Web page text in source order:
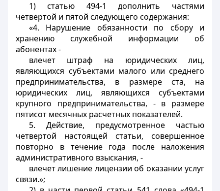
1) статью 494-1 дополнить частями
четвертой и пятой следующего содержания:
«4. Нарушение обязанности по сбору и
хранению служебной информации об
абонентах -
влечет штраф на юридических лиц,
являющихся субъектами малого или среднего
предпринимательства, в размере ста, на
юридических лиц, являющихся субъектами
крупного предпринимательства, - в размере
пятисот месячных расчетных показателей.
5. Действие, предусмотренное частью
четвертой настоящей статьи, совершенное
повторно в течение года после наложения
административного взыскания, -
влечет лишение лицензии об оказании услуг
связи.»;